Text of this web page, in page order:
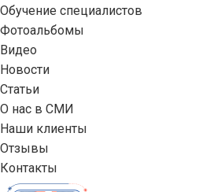
Обучение специалистов
Фотоальбомы
Видео
Новости
Статьи
О нас в СМИ
Наши клиенты
Отзывы
Контакты